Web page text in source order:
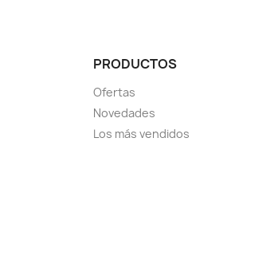
PRODUCTOS
Ofertas
Novedades
Los más vendidos